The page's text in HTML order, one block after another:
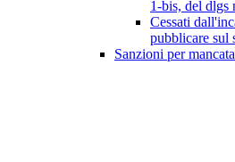
1-bis, del dlgs
Cessati
pubblicare sul
Sanzioni per